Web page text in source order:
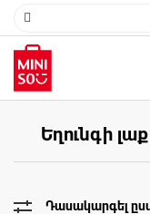
Եղունգի լաք